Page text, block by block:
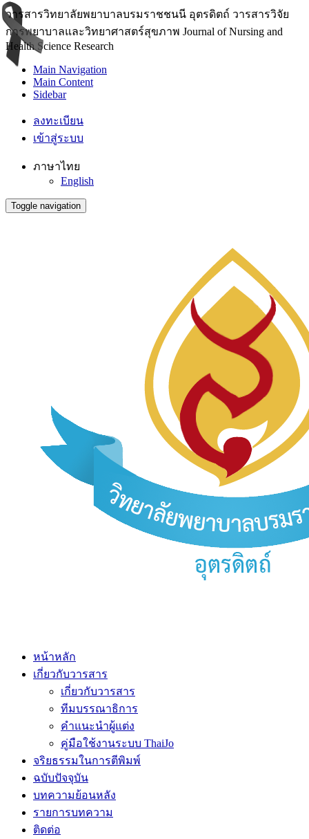
วารสารวิทยาลัยพยาบาลบรมราชชนนี อุตรดิตถ์ วารสารวิจัย
การพยาบาลและวิทยาศาสตร์สุขภาพ Journal of Nursing and
Health Science Research
Main Navigation
Main Content
Sidebar
ลงทะเบียน
เข้าสู่ระบบ
ภาษาไทย
English
Toggle navigation
หน้าหลัก
เกี่ยวกับวารสาร
เกี่ยวกับวารสาร
ทีมบรรณาธิการ
คำแนะนำผู้แต่ง
คู่มือใช้งานระบบ ThaiJo
จริยธรรมในการตีพิมพ์
ฉบับปัจจุบัน
บทความย้อนหลัง
รายการบทความ
ติดต่อ